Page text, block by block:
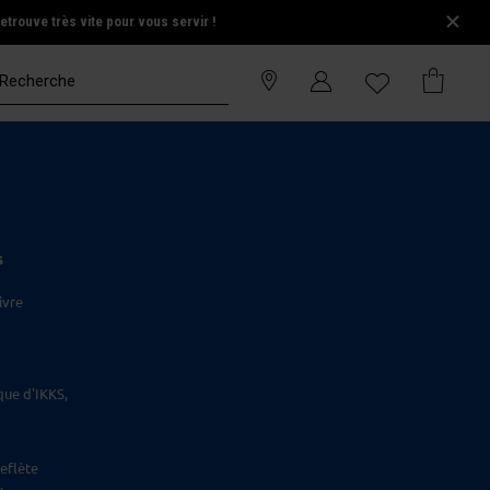
très vite pour vous servir !
d'IKKS,